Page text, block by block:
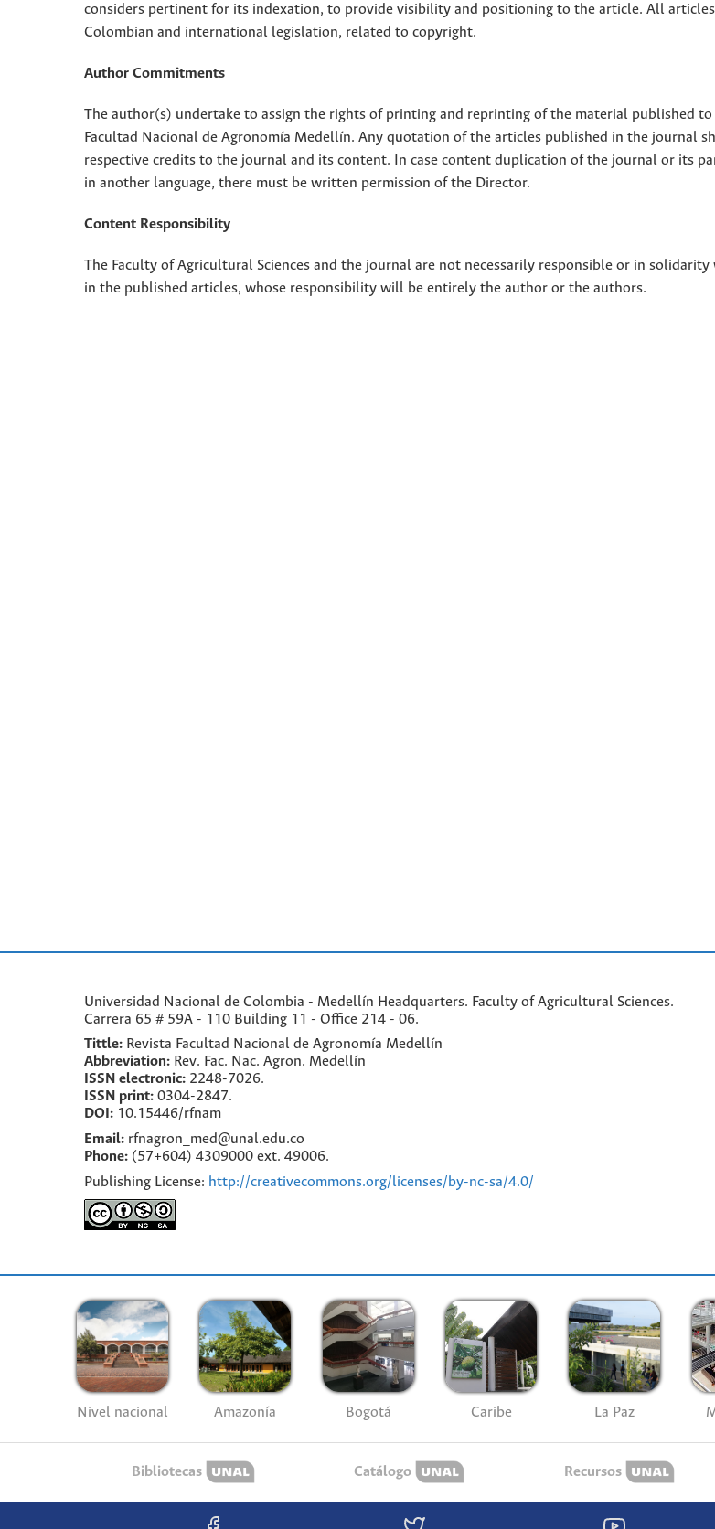
considers pertinent for its indexation, to provide visibility and positioning to the article. All
Colombian and international legislation, related to copyright.
Author Commitments
The author(s) undertake to assign the rights of printing and reprinting of the material published to
Facultad Nacional de Agronomía Medellín. Any quotation of the articles published in the journal
respective credits to the journal and its content. In case content duplication of the journal or its
in another language, there must be written permission of the Director.
Content Responsibility
The Faculty of Agricultural Sciences and the journal are not necessarily responsible or in solidarity
in the published articles, whose responsibility will be entirely the author or the authors.
Universidad Nacional de Colombia - Medellín Headquarters. Faculty of Agricultural Sciences.
Carrera 65 # 59A - 110 Building 11 - Office 214 - 06.
Tittle: Revista Facultad Nacional de Agronomía Medellín
Abbreviation: Rev. Fac. Nac. Agron. Medellín
ISSN electronic: 2248-7026.
ISSN print: 0304-2847.
DOI: 10.15446/rfnam
Email: rfnagron_med@unal.edu.co
Phone: (57+604) 4309000 ext. 49006.
Publishing License: http://creativecommons.org/licenses/by-nc-sa/4.0/
Nivel nacional Amazonía Bogotá Caribe La Paz
Bibliotecas Catálogo Recursos